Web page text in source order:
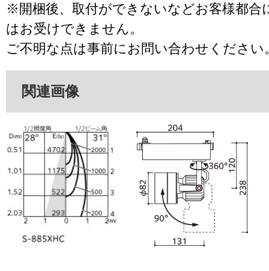
※開梱後、取付ができないなどお客様都合
はお受けできません。
ご不明な点は事前にお問い合わせください
関連画像